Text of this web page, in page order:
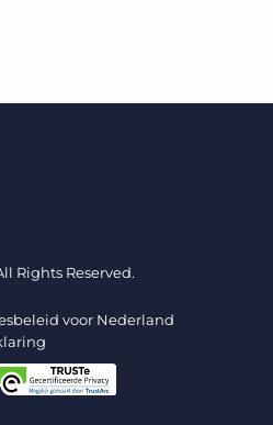
Rights Reserved.
voor Nederland